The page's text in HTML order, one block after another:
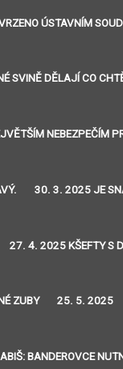
ÚSTAVNÍM
SVINĚ DĚLAJÍ CO
NEBEZPEČÍM
30. 3. 2025 JE
27. 4. 2025 KŠEFTY S
ZUBY 25. 5. 2025
BANDEROVCE